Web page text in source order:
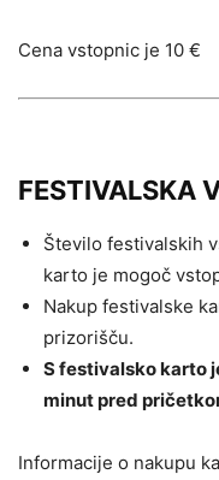
Cena vstopnic je 10 €
FESTIVALSKA
Število festivalskih
karto je mogoč
Nakup festivalske
prizorišču.
S festivalsko karto
minut pred
Informacije o nakupu